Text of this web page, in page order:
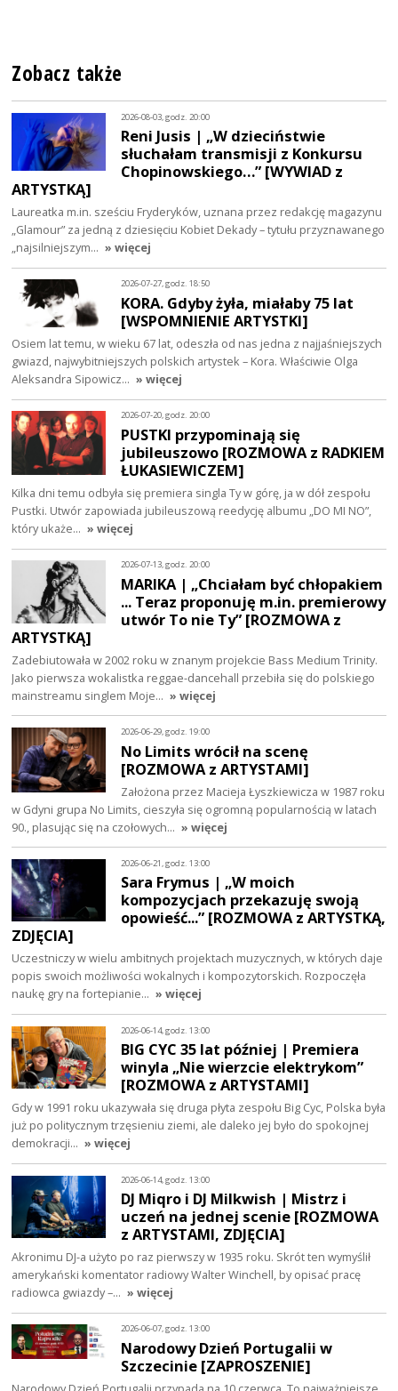
Zobacz także
2026-08-03, godz. 20:00
Reni Jusis | „W dzieciństwie
słuchałam transmisji z Konkursu
Chopinowskiego…” [WYWIAD z
ARTYSTKĄ]
Laureatka m.in. sześciu Fryderyków, uznana przez redakcję magazynu
„Glamour” za jedną z dziesięciu Kobiet Dekady – tytułu przyznawanego
„najsilniejszym… » więcej
2026-07-27, godz. 18:50
KORA. Gdyby żyła, miałaby 75 lat
[WSPOMNIENIE ARTYSTKI]
Osiem lat temu, w wieku 67 lat, odeszła od nas jedna z najjaśniejszych
gwiazd, najwybitniejszych polskich artystek – Kora. Właściwie Olga
Aleksandra Sipowicz… » więcej
2026-07-20, godz. 20:00
PUSTKI przypominają się
jubileuszowo [ROZMOWA z RADKIEM
ŁUKASIEWICZEM]
Kilka dni temu odbyła się premiera singla Ty w górę, ja w dół zespołu
Pustki. Utwór zapowiada jubileuszową reedycję albumu „DO MI NO”,
który ukaże… » więcej
2026-07-13, godz. 20:00
MARIKA | „Chciałam być chłopakiem
... Teraz proponuję m.in. premierowy
utwór To nie Ty” [ROZMOWA z
ARTYSTKĄ]
Zadebiutowała w 2002 roku w znanym projekcie Bass Medium Trinity.
Jako pierwsza wokalistka reggae-dancehall przebiła się do polskiego
mainstreamu singlem Moje… » więcej
2026-06-29, godz. 19:00
No Limits wrócił na scenę
[ROZMOWA z ARTYSTAMI]
Założona przez Macieja Łyszkiewicza w 1987 roku
w Gdyni grupa No Limits, cieszyła się ogromną popularnością w latach
90., plasując się na czołowych… » więcej
2026-06-21, godz. 13:00
Sara Frymus | „W moich
kompozycjach przekazuję swoją
opowieść...” [ROZMOWA z ARTYSTKĄ,
ZDJĘCIA]
Uczestniczy w wielu ambitnych projektach muzycznych, w których daje
popis swoich możliwości wokalnych i kompozytorskich. Rozpoczęła
naukę gry na fortepianie… » więcej
2026-06-14, godz. 13:00
BIG CYC 35 lat później | Premiera
winyla „Nie wierzcie elektrykom”
[ROZMOWA z ARTYSTAMI]
Gdy w 1991 roku ukazywała się druga płyta zespołu Big Cyc, Polska była
już po politycznym trzęsieniu ziemi, ale daleko jej było do spokojnej
demokracji… » więcej
2026-06-14, godz. 13:00
DJ Miqro i DJ Milkwish | Mistrz i
uczeń na jednej scenie [ROZMOWA
z ARTYSTAMI, ZDJĘCIA]
Akronimu DJ-a użyto po raz pierwszy w 1935 roku. Skrót ten wymyślił
amerykański komentator radiowy Walter Winchell, by opisać pracę
radiowca gwiazdy –… » więcej
2026-06-07, godz. 13:00
Narodowy Dzień Portugalii w
Szczecinie [ZAPROSZENIE]